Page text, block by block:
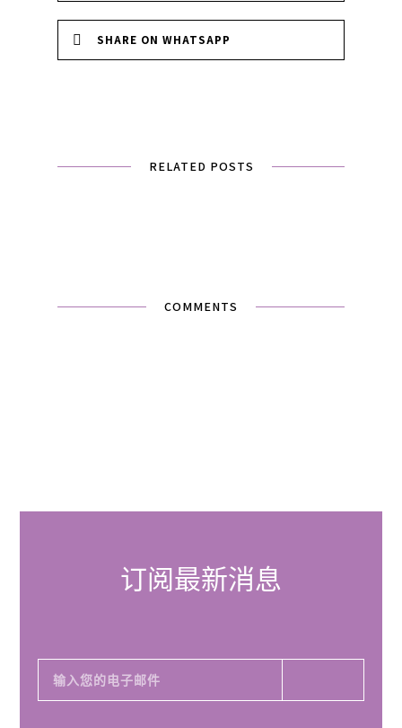
SHARE ON WHATSAPP
RELATED POSTS
COMMENTS
订阅最新消息